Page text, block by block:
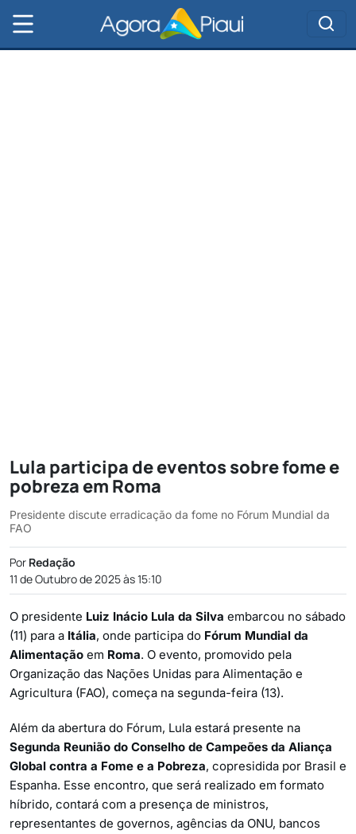
Lula participa de eventos sobre fome e
pobreza em Roma
Presidente discute erradicação da fome no Fórum Mundial da
FAO
Por Redação
11 de Outubro de 2025 às 15:10
O presidente Luiz Inácio Lula da Silva embarcou no sábado
(11) para a Itália, onde participa do Fórum Mundial da
Alimentação em Roma. O evento, promovido pela
Organização das Nações Unidas para Alimentação e
Agricultura (FAO), começa na segunda-feira (13).
Além da abertura do Fórum, Lula estará presente na
Segunda Reunião do Conselho de Campeões da Aliança
Global contra a Fome e a Pobreza, copresidida por Brasil e
Espanha. Esse encontro, que será realizado em formato
híbrido, contará com a presença de ministros,
representantes de governos, agências da ONU, bancos